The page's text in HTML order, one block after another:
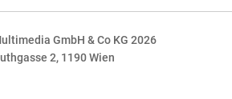
GmbH & Co KG 2026
2, 1190 Wien